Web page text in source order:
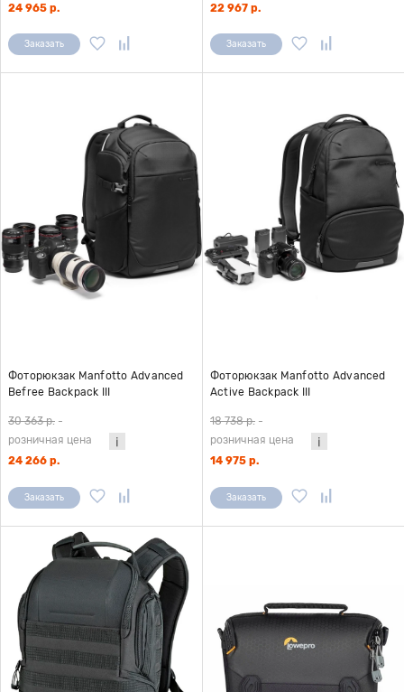
24 965 р.
Заказать
22 967 р.
Заказать
Фоторюкзак Manfotto Advanced
Befree Backpack III
30 363 р. -
розничная цена
24 266 р.
Заказать
Фоторюкзак Manfotto Advanced
Active Backpack III
18 738 р. -
розничная цена
14 975 р.
Заказать